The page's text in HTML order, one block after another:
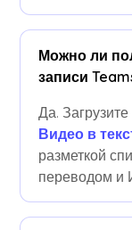
Можно ли
записи
Да.
Видео в
разметкой
переводом и